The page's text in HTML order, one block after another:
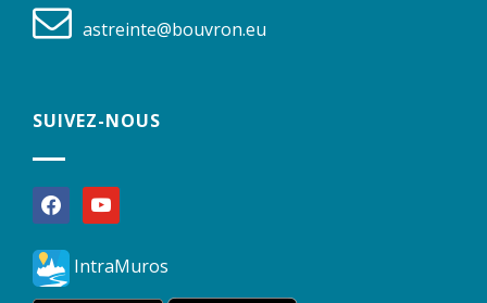
astreinte@bouvron.eu
SUIVEZ-NOUS
facebookyoutube
IntraMuros